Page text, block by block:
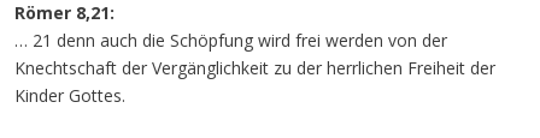
Römer 8,21:
… 21 denn auch die Schöpfung wird frei werden von der
Knechtschaft der Vergänglichkeit zu der herrlichen Freiheit der
Kinder Gottes.